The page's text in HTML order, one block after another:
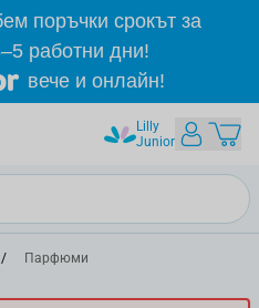
поръчки срокът за
работни дни!
вече и онлайн!
Lilly
Junior
/ Парфюми